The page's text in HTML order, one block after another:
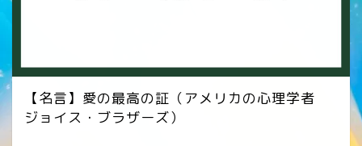
【名言】愛の最高の証（アメリカの心理学者
ジョイス・ブラザーズ）